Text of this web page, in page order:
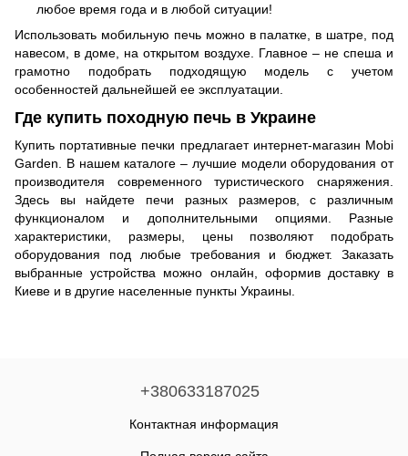
любое время года и в любой ситуации!
Использовать мобильную печь можно в палатке, в шатре, под
навесом, в доме, на открытом воздухе. Главное – не спеша и
грамотно подобрать подходящую модель с учетом
особенностей дальнейшей ее эксплуатации.
Где купить походную печь в Украине
Купить портативные печки предлагает интернет-магазин Mobi
Garden. В нашем каталоге – лучшие модели оборудования от
производителя современного туристического снаряжения.
Здесь вы найдете печи разных размеров, с различным
функционалом и дополнительными опциями. Разные
характеристики, размеры, цены позволяют подобрать
оборудования под любые требования и бюджет. Заказать
выбранные устройства можно онлайн, оформив доставку в
Киеве и в другие населенные пункты Украины.
+380633187025
Контактная информация